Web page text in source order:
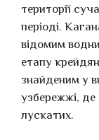
території
періоді.
відомим
етапу
знайденим у
узбережжі,
лускатих.